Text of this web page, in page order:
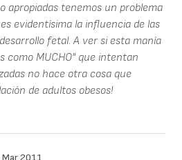
apropiadas tenemos un problema
evidentísima la influencia de las
fetal. A ver si esta manía
como MUCHO" que intentan
no hace otra cosa que
de adultos obesos!
2011